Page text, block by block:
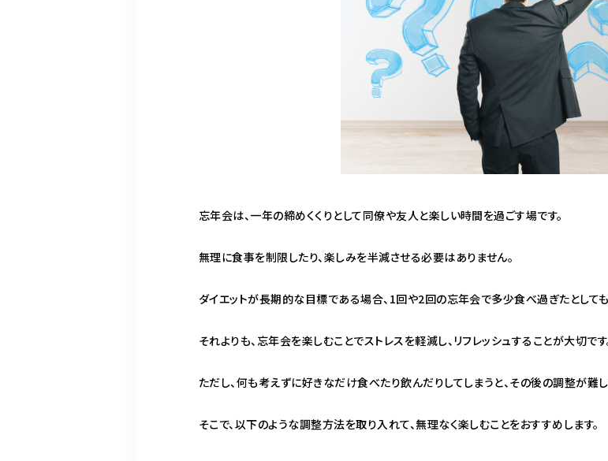
忘年会は、一年の締めくくりとして同僚や友人と楽しい時間を過ごす場です。
無理に食事を制限したり、楽しみを半減させる必要はありません。
ダイエットが長期的な目標である場合、1回や2回の忘年会で多少食べ過ぎたとして
それよりも、忘年会を楽しむことでストレスを軽減し、リフレッシュすることが大切です
ただし、何も考えずに好きなだけ食べたり飲んだりしてしまうと、その後の調整が難
そこで、以下のような調整方法を取り入れて、無理なく楽しむことをおすすめします。